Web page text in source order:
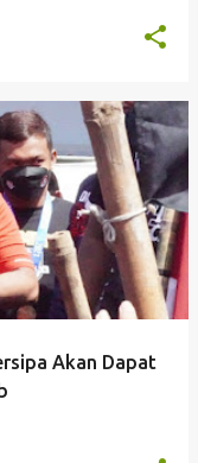
Akan Dapat